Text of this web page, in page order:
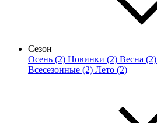
Сезон
Осень (2) Новинки (2) Весна (2)
Всесезонные (2) Лето (2)